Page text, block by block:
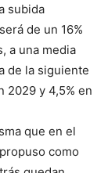
subida
de un 16%
a una media
de la siguiente
2029 y 4,5% en
que en el
como